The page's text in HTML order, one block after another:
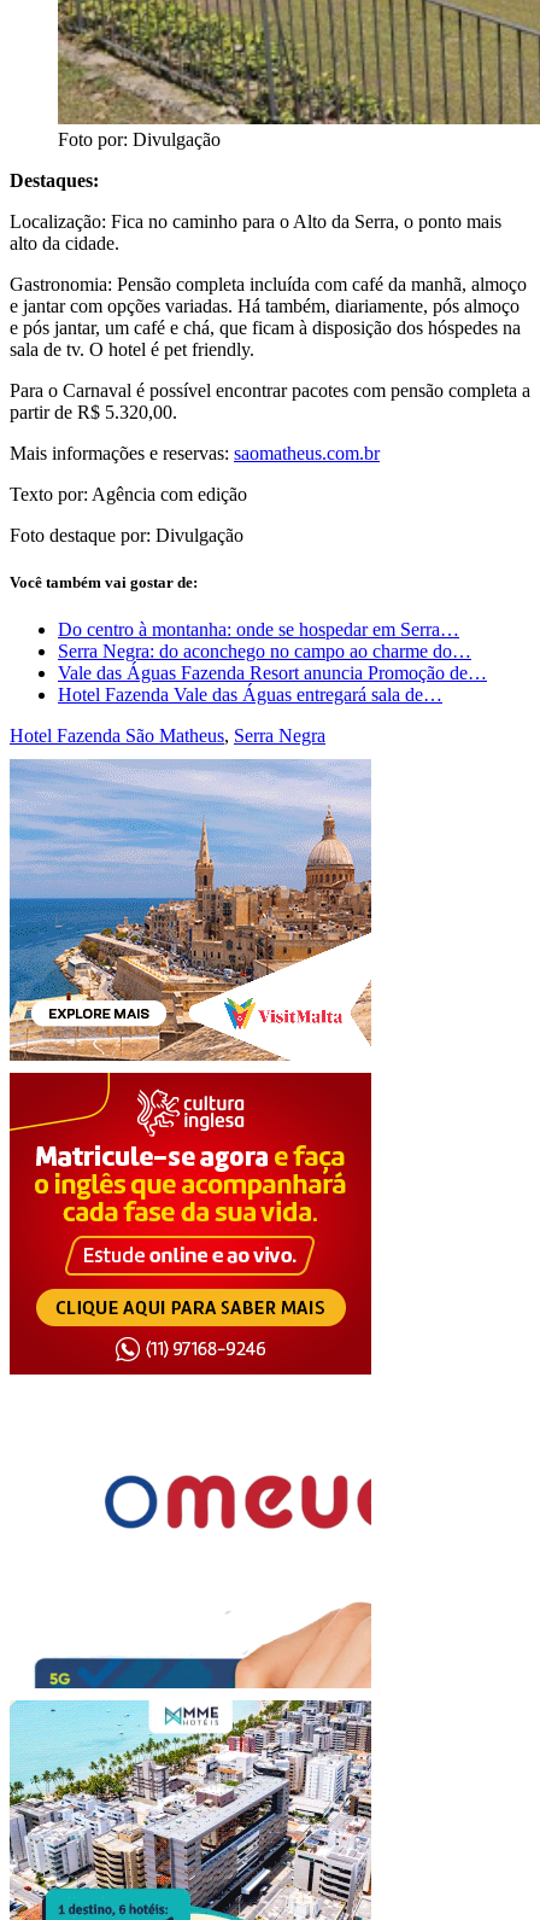
Foto por: Divulgação
Destaques:
Localização: Fica no caminho para o Alto da Serra, o ponto mais
alto da cidade.
Gastronomia: Pensão completa incluída com café da manhã, almoço
e jantar com opções variadas. Há também, diariamente, pós almoço
e pós jantar, um café e chá, que ficam à disposição dos hóspedes na
sala de tv. O hotel é pet friendly.
Para o Carnaval é possível encontrar pacotes com pensão completa a
partir de R$ 5.320,00.
Mais informações e reservas: saomatheus.com.br
Texto por: Agência com edição
Foto destaque por: Divulgação
Você também vai gostar de:
Do centro à montanha: onde se hospedar em Serra…
Serra Negra: do aconchego no campo ao charme do…
Vale das Águas Fazenda Resort anuncia Promoção de…
Hotel Fazenda Vale das Águas entregará sala de…
Hotel Fazenda São Matheus, Serra Negra